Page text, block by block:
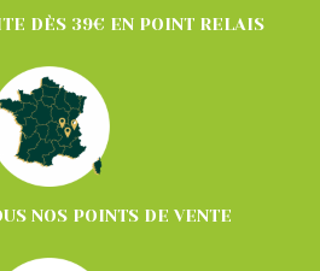
DÈS 39€ EN POINT RELAIS
NOS POINTS DE VENTE